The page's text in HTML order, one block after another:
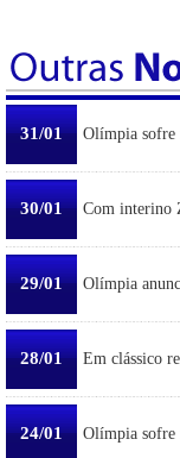
31/01 Olímpia sofre
30/01 Com interino
29/01 Olímpia
28/01 Em clássico
24/01 Olímpia sofre